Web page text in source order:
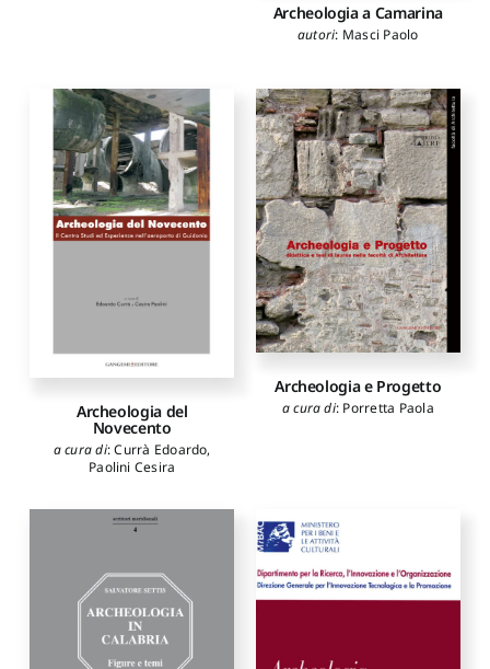
Archeologia a Camarina
autori: Masci Paolo
Archeologia del
Novecento
a cura di:Currà Edoardo,
Paolini Cesira
Archeologia e Progetto
a cura di: Porretta Paola